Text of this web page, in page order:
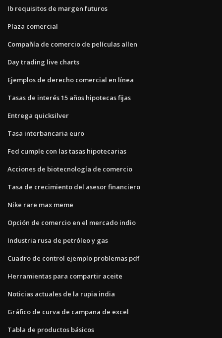
Ib requisitos de margen futuros
Plaza comercial
Compañía de comercio de películas allen
Day trading live charts
Ejemplos de derecho comercial en línea
Tasas de interés 15 años hipotecas fijas
Entrega quicksilver
Tasa interbancaria euro
Fed cumple con las tasas hipotecarias
Acciones de biotecnología de comercio
Tasa de crecimiento del asesor financiero
Nike rare max meme
Opción de comercio en el mercado indio
Industria rusa de petróleo y gas
Cuadro de control ejemplo problemas pdf
Herramientas para compartir aceite
Noticias actuales de la rupia india
Gráfico de curva de campana de excel
Tabla de productos básicos